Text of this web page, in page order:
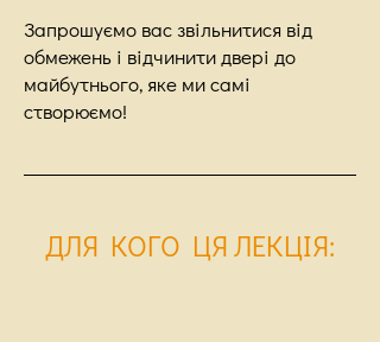
Запрошуємо вас звільнитися від
обмежень і відчинити двері до
майбутнього, яке ми самі
створюємо!
ДЛЯ КОГО ЦЯ ЛЕКЦІЯ: